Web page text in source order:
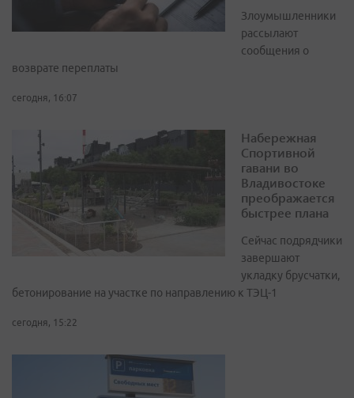
Злоумышленники
рассылают
сообщения о
возврате переплаты
сегодня, 16:07
Набережная
Спортивной
гавани во
Владивостоке
преображается
быстрее плана
Сейчас подрядчики
завершают
укладку брусчатки,
бетонирование на участке по направлению к ТЭЦ-1
сегодня, 15:22